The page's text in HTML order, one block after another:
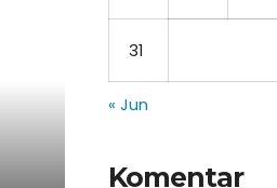
31
« Jun
Komentar